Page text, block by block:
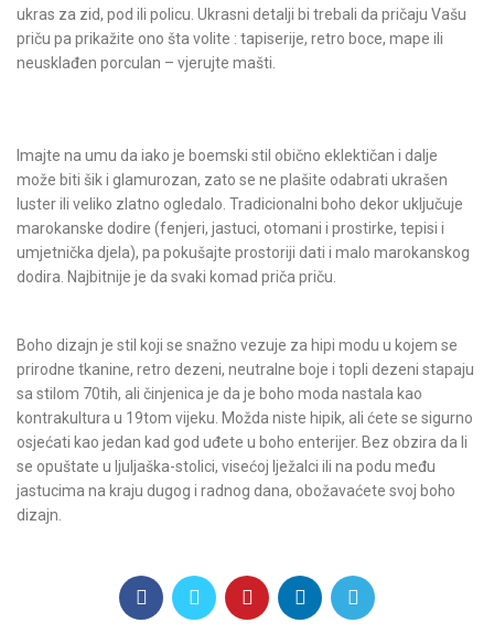
ukras za zid, pod ili policu. Ukrasni detalji bi trebali da pričaju Vašu
priču pa prikažite ono šta volite : tapiserije, retro boce, mape ili
neusklađen porculan – vjerujte mašti.
Imajte na umu da iako je boemski stil obično eklektičan i dalje
može biti šik i glamurozan, zato se ne plašite odabrati ukrašen
luster ili veliko zlatno ogledalo. Tradicionalni boho dekor uključuje
marokanske dodire (fenjeri, jastuci, otomani i prostirke, tepisi i
umjetnička djela), pa pokušajte prostoriji dati i malo marokanskog
dodira. Najbitnije je da svaki komad priča priču.
Boho dizajn je stil koji se snažno vezuje za hipi modu u kojem se
prirodne tkanine, retro dezeni, neutralne boje i topli dezeni stapaju
sa stilom 70tih, ali činjenica je da je boho moda nastala kao
kontrakultura u 19tom vijeku. Možda niste hipik, ali ćete se sigurno
osjećati kao jedan kad god uđete u boho enterijer. Bez obzira da li
se opuštate u ljuljaška-stolici, visećoj lježalci ili na podu među
jastucima na kraju dugog i radnog dana, obožavaćete svoj boho
dizajn.